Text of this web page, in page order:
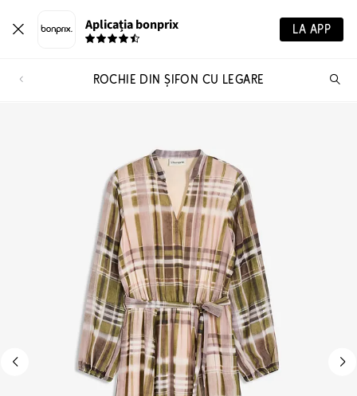
Aplicația bonprix LA APP
ROCHIE DIN ȘIFON CU LEGARE